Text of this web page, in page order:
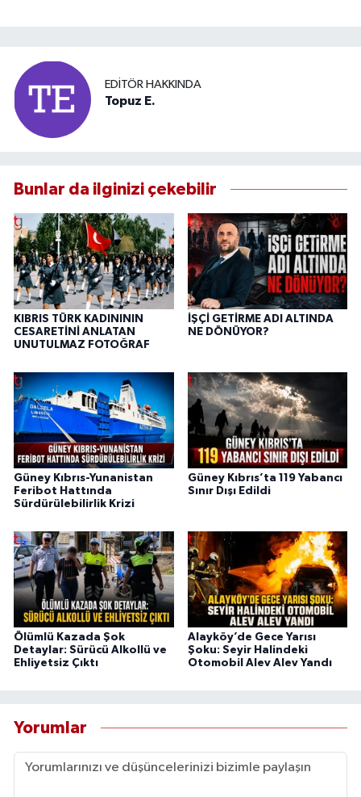
EDITÖR HAKKINDA
Topuz E.
Bunlar da ilginizi çekebilir
KIBRIS TÜRK KADINININ
CESARETİNİ ANLATAN
UNUTULMAZ FOTOĞRAF
İŞÇİ GETİRME ADI ALTINDA
NE DÖNÜYOR?
Güney Kıbrıs-Yunanistan
Feribot Hattında
Sürdürülebilirlik Krizi
Güney Kıbrıs’ta 119 Yabancı
Sınır Dışı Edildi
Ölümlü Kazada Şok
Detaylar: Sürücü Alkollü ve
Ehliyetsiz Çıktı
Alayköy’de Gece Yarısı
Şoku: Seyir Halindeki
Otomobil Alev Alev Yandı
Yorumlar